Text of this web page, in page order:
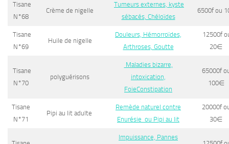
Tisane
N°68
Crème de nigelle
Tumeurs externes, kyste
sébacés, Chéloïdes
6500f ou
Tisane
N°69
Huile de nigelle
Douleurs, Hémorroïdes,
Arthroses, Goutte
12500f
20∈
Tisane
N°70
polyguérisons
Maladies bizarre,
intoxication,
FoieConstipation
65000f
100∈
Tisane
N°71
Pipi au lit adulte
Remède naturel contre
Enurésie ou Pipi au lit
20000f
30∈
Impuissance, Pannes